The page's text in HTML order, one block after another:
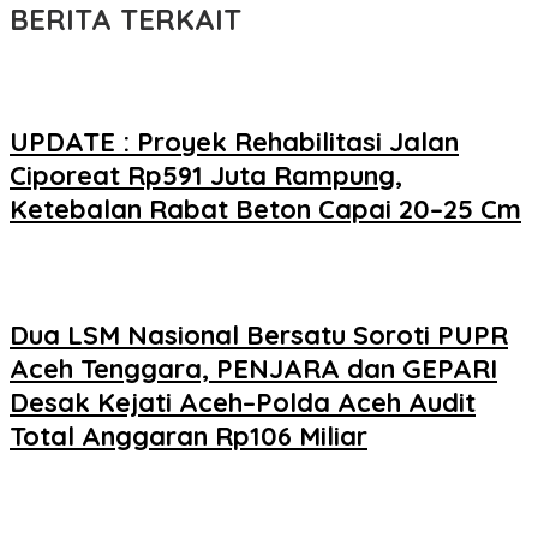
BERITA TERKAIT
UPDATE : Proyek Rehabilitasi Jalan
Ciporeat Rp591 Juta Rampung,
Ketebalan Rabat Beton Capai 20–25 Cm
Dua LSM Nasional Bersatu Soroti PUPR
Aceh Tenggara, PENJARA dan GEPARI
Desak Kejati Aceh–Polda Aceh Audit
Total Anggaran Rp106 Miliar